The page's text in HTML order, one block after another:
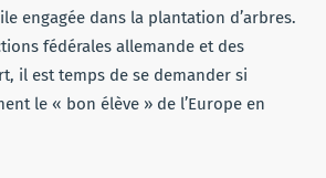
engagée dans la plantation d’arbres.
fédérales allemande et des
il est temps de se demander si
le « bon élève » de l’Europe en